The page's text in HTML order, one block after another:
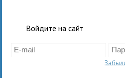
Войдите на сайт